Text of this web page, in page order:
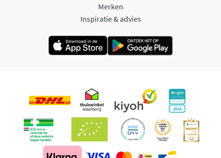
Merken
Inspiratie & advies